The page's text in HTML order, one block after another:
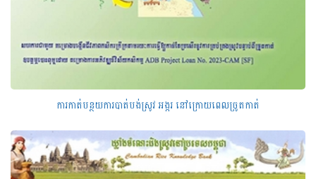
ការកាត់បន្ថយការបាត់បង់ស្រូវ អង្ករ នៅក្រោយពេលច្រូតកាត់